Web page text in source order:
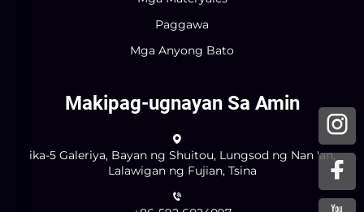
Paggawa
Mga Anyong Bato
Makipag-ugnayan Sa Amin
ika-5 Galeriya, Bayan ng Shuitou, Lungsod ng Nan 'an,
Lalawigan ng Fujian, Tsina